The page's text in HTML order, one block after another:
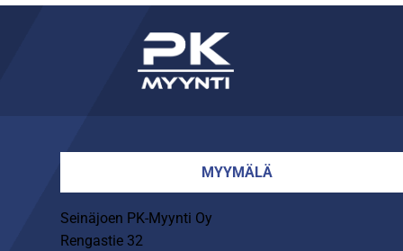
MYYMÄLÄ
Seinäjoen PK-Myynti Oy
Rengastie 32